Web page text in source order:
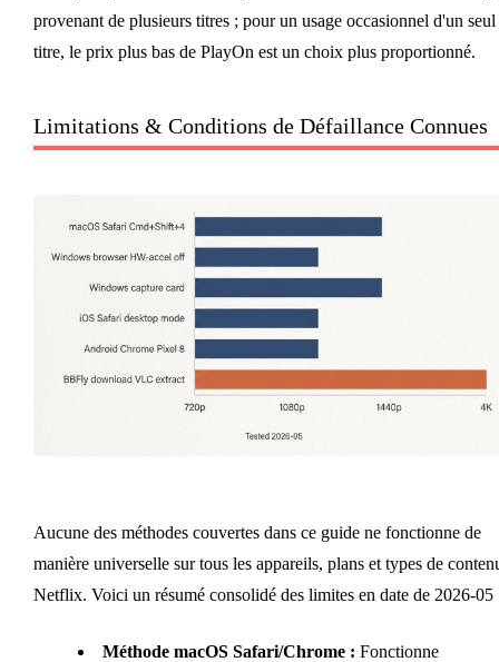
provenant de plusieurs titres ; pour un usage occasionnel d'un seul
titre, le prix plus bas de PlayOn est un choix plus proportionné.
Limitations & Conditions de Défaillance Connues
Aucune des méthodes couvertes dans ce guide ne fonctionne de
manière universelle sur tous les appareils, plans et types de
Netflix. Voici un résumé consolidé des limites en date de 2026-05
Méthode macOS Safari/Chrome : Fonctionne